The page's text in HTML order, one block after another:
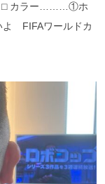
⬜︎ カラー………①ホ
FIFAワールドカ